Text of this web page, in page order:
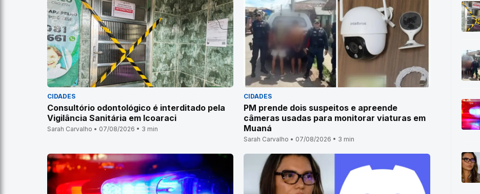
CIDADES
Consultório odontológico é interditado pela
Vigilância Sanitária em Icoaraci
Sarah Carvalho • 07/08/2026 • 3 min
CIDADES
PM prende dois suspeitos e apreende
câmeras usadas para monitorar viaturas em
Muaná
Sarah Carvalho • 07/08/2026 • 3 min